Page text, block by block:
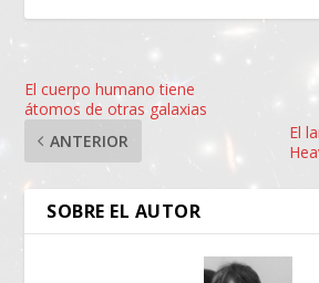
El cuerpo humano tiene
átomos de otras galaxias
ANTERIOR
El
SOBRE EL AUTOR